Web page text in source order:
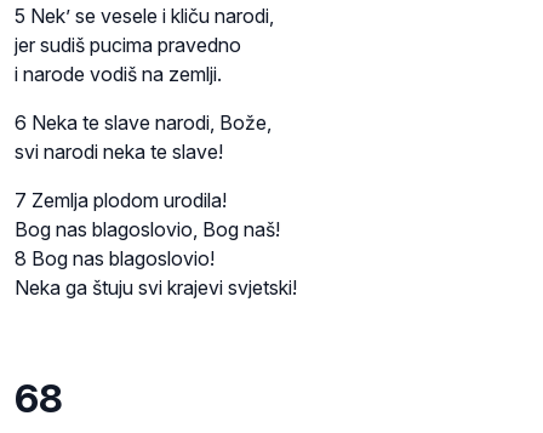
5 Nek’ se vesele i kliču narodi,
jer sudiš pucima pravedno
i narode vodiš na zemlji.
6 Neka te slave narodi, Bože,
svi narodi neka te slave!
7 Zemlja plodom urodila!
Bog nas blagoslovio, Bog naš!
8 Bog nas blagoslovio!
Neka ga štuju svi krajevi svjetski!
68